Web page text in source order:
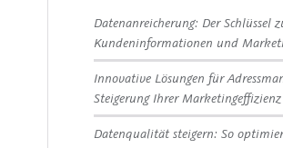
Datenanreicherung: Der Schlüssel
Kundeninformationen und
Innovative Lösungen für
Steigerung Ihrer Marketingeffizienz
Datenqualität steigern: So